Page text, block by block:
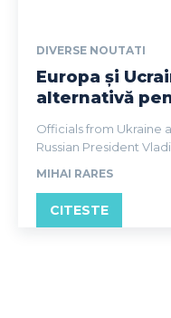
DIVERSE NOUTATI
Europa și
alternativă
Officials from Ukraine
Russian President
MIHAI RARES
CITESTE